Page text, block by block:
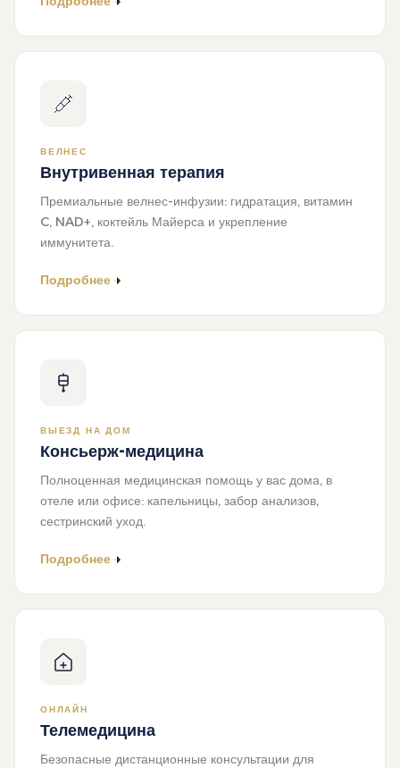
ВЕЛНЕС
Внутривенная терапия
Премиальные велнес-инфузии: гидратация, витамин
C, NAD+, коктейль Майерса и укрепление
иммунитета.
Подробнее
ВЫЕЗД НА ДОМ
Консьерж-медицина
Полноценная медицинская помощь у вас дома, в
отеле или офисе: капельницы, забор анализов,
сестринский уход.
Подробнее
ОНЛАЙН
Телемедицина
Безопасные дистанционные консультации для